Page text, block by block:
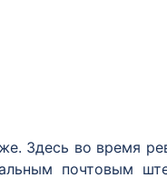
Здесь во время
почтовым